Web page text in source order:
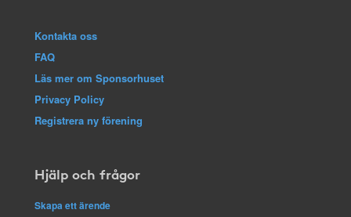
Kontakta oss
FAQ
Läs mer om Sponsorhuset
Privacy Policy
Registrera ny förening
Hjälp och frågor
Skapa ett ärende